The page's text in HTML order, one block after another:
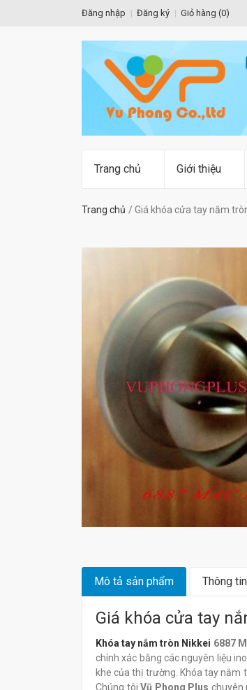
Đăng nhập Đăng ký Giỏ hàng (0)
Trang chủ Giới thiệu
Trang chủ Giá khóa cửa tay nắm
Mô tả sản phẩm Thông
Giá khóa cửa tay
Khóa tay nắm tròn Nikkei 6887
chính xác bằng các nguyên liệu
khe của thị trường. Khóa tay nắm
Chúng tôiVũ Phong Plus chuyên